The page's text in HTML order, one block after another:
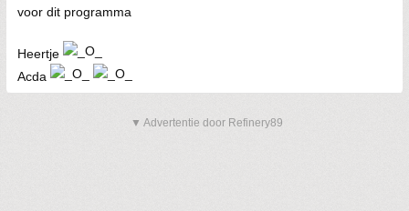
voor dit programma
Heertje
Acda
▼ Advertentie door Refinery89